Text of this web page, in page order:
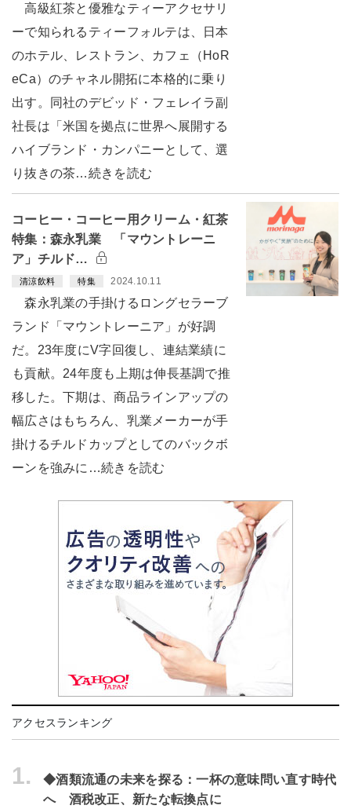
高級紅茶と優雅なティーアクセサリ
ーで知られるティーフォルテは、日本
のホテル、レストラン、カフェ（HoR
eCa）のチャネル開拓に本格的に乗り
出す。同社のデビッド・フェレイラ副
社長は「米国を拠点に世界へ展開する
ハイブランド・カンパニーとして、選
り抜きの茶…続きを読む
コーヒー・コーヒー用クリーム・紅茶
特集：森永乳業 「マウントレーニ
ア」チルド…
清涼飲料 特集 2024.10.11
森永乳業の手掛けるロングセラーブ
ランド「マウントレーニア」が好調
だ。23年度にV字回復し、連結業績に
も貢献。24年度も上期は伸長基調で推
移した。下期は、商品ラインアップの
幅広さはもちろん、乳業メーカーが手
掛けるチルドカップとしてのバックボ
ーンを強みに…続きを読む
アクセスランキング
1.
◆酒類流通の未来を探る：一杯の意味問い直す時代
へ 酒税改正、新たな転換点に